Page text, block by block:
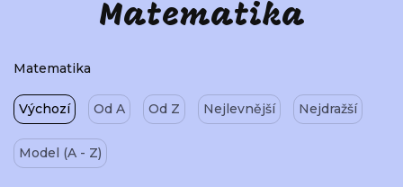
Matematika
Matematika
Výchozí Od A Od Z Nejlevnější Nejdražší
Model (A - Z)